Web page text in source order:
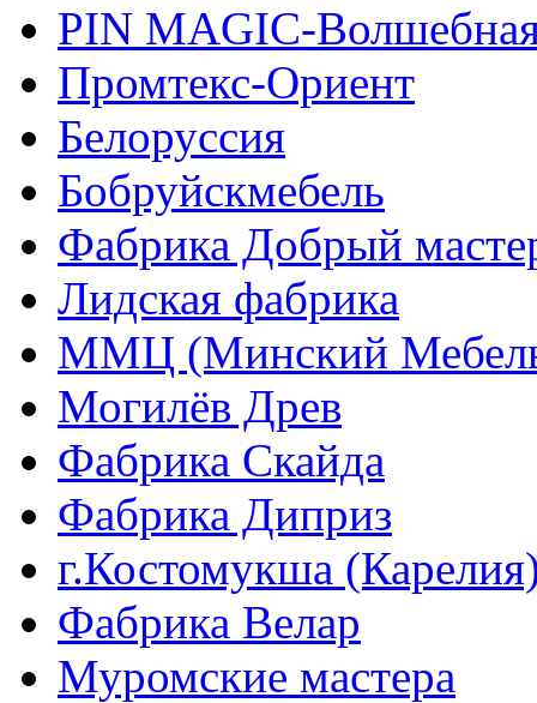
PIN MAGIС-
Промтекс-Ориент
Белоруссия
Бобруйскмебель
Фабрика Добрый
Лидская фабрика
ММЦ (Минский
Могилёв Древ
Фабрика Скайда
Фабрика Диприз
г.Костомукша
Фабрика Велар
Муромские мастера